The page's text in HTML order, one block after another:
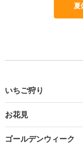
夏
いちご狩り
お花見
ゴールデンウィーク